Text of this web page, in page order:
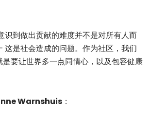
到做出贡献的难度并不是对所有人而
是社会造成的问题。作为社区，我们
要让世界多一点同情心，以及包容健康
Warnshuis ：